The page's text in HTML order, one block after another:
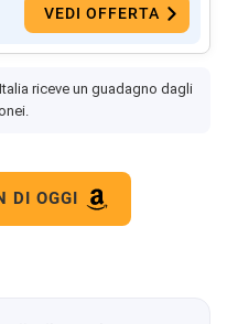
VEDI OFFERTA
riceve un guadagno dagli
DI OGGI